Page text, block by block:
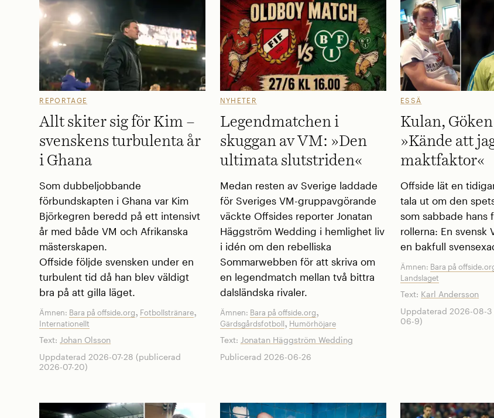
REPORTAGE
Allt skiter sig för Kim –
svenskens turbulenta år
i Ghana
Som dubbeljobbande
förbundskapten i Ghana var Kim
Björkegren beredd på ett intensivt
år med både VM och Afrikanska
mästerskapen.
Offside följde svensken under en
turbulent tid då han blev väldigt
bra på att gilla läget.
Ämnen: Bara på offside.org, Fotbollstränare,
Internationellt
Text: Johan Olsson
Uppdaterad 2026-07-28 (publicerad
2026-07-20)
NYHETER
Legendmatchen i
skuggan av VM: »Den
ultimata slutstriden«
Medan resten av Sverige laddade
för Sveriges VM-gruppavgörande
väckte Offsides reporter Jonatan
Häggström Wedding i hemlighet liv
i idén om den rebelliska
Sommarwebben för att skriva om
en legendmatch mellan två bittra
dalsländska rivaler.
Ämnen: Bara på offside.org,
Gärdsgårdsfotboll, Humörhöjare
Text: Jonatan Häggström Wedding
Publicerad 2026-06-26
ESSÄ
Kulan,
»Kände att
maktfaktor«
Offside lät en
tala ut om den
som sabbade hans
rollerna: En svensk
en bakfull
Ämnen: Bara på
Landslaget
Text: Karl Andersson
Uppdaterad 2026-08-
06-9)